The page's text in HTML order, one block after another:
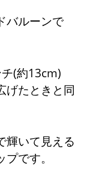
バルーンで
(約13cm)
げたときと同
輝いて見える
です。